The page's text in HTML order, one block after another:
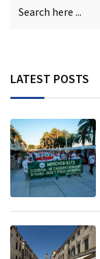
LATEST POSTS